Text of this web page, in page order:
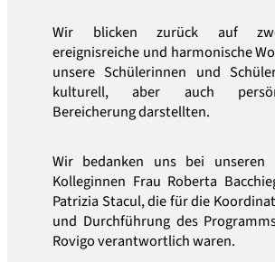
Wir blicken zurück auf
ereignisreiche und harmonische
unsere Schülerinnen und
kulturell, aber auch
Bereicherung darstellten.
Wir bedanken uns bei unseren
Kolleginnen Frau Roberta
Patrizia Stacul, die für die
und Durchführung des
Rovigo verantwortlich waren.